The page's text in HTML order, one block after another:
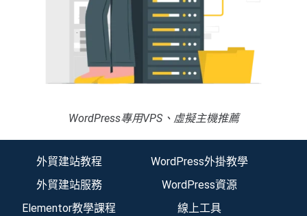
WordPress專用VPS、虛擬主機推薦
外貿建站教程
外貿建站服務
Elementor教學課程
WordPress外掛教學
WordPress資源
線上工具